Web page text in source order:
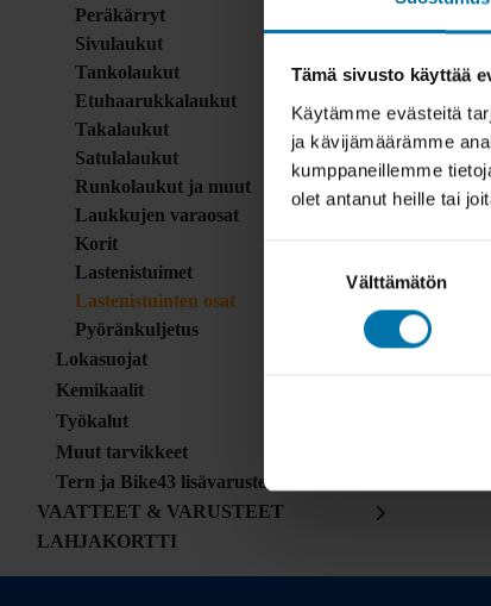
Tämä sivusto käyttää
Käytämme evästeitä
ja kävijämäärämme
kumppaneillemme
olet antanut heille tai
Välttämätön
Peräkärryt
Sivulaukut
Tankolaukut
Etuhaarukkalaukut
Takalaukut
Satulalaukut
Runkolaukut ja muut
Laukkujen varaosat
Korit
Lastenistuimet
Lastenistuinten osat
Pyöränkuljetus
Lokasuojat
Kemikaalit
Työkalut
Muut tarvikkeet
Tern ja Bike43 lisävarusteet
VAATTEET & VARUSTEET
LAHJAKORTTI